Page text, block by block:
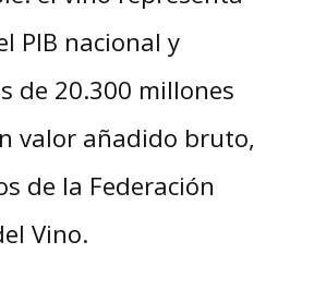
PIB nacional y
de 20.300 millones
valor añadido bruto,
de la Federación
Vino.